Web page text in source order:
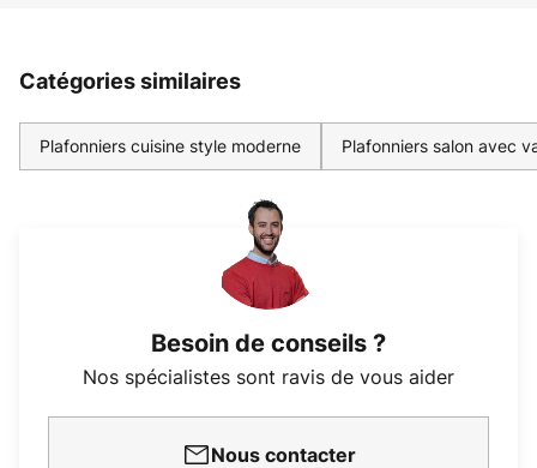
Catégories similaires
Plafonniers cuisine style moderne Plafonniers salon avec
Besoin de conseils ?
Nos spécialistes sont ravis de vous aider
Nous contacter